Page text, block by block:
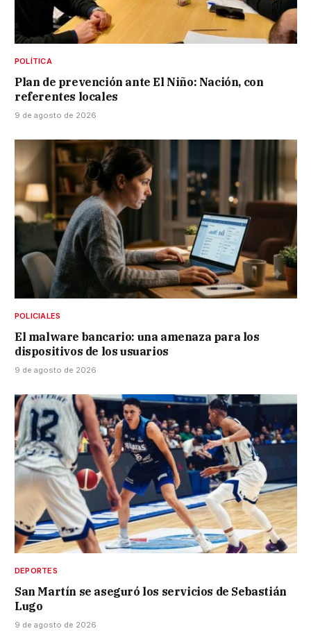
POLÍTICA
Plan de prevención ante El Niño: Nación, con
referentes locales
9 de agosto de 2026
POLICIALES
El malware bancario: una amenaza para los
dispositivos de los usuarios
9 de agosto de 2026
DEPORTES
San Martín se aseguró los servicios de Sebastián
Lugo
9 de agosto de 2026